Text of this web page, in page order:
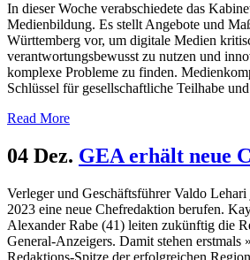
In dieser Woche verabschiedete das
Medienbildung. Es stellt Angebote und
Württemberg vor, um digitale Medien
verantwortungsbewusst zu nutzen und
komplexe Probleme zu finden.
Schlüssel für gesellschaftliche Teilhabe
Read More
04 Dez. GEA erhält neue
Verleger und Geschäftsführer Valdo
2023 eine neue Chefredaktion berufen.
Alexander Rabe (41) leiten zukünftig die
General-Anzeigers. Damit stehen erstmals